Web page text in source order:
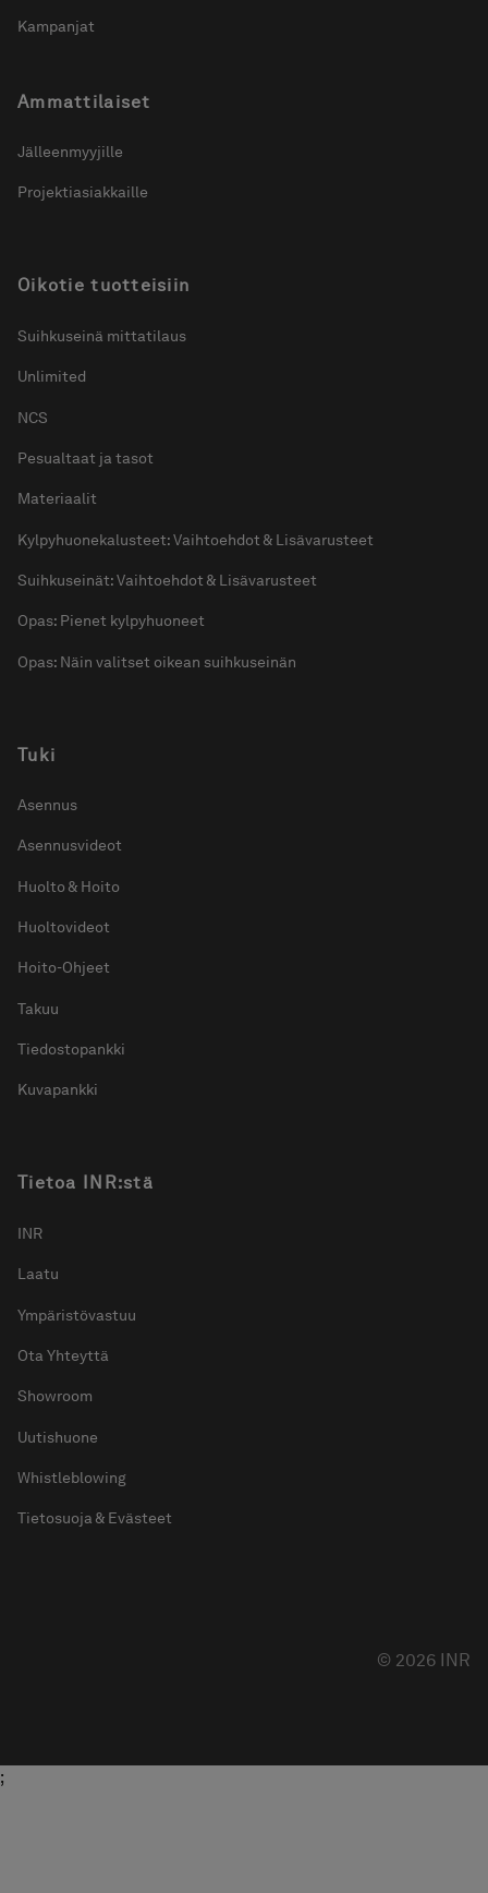
Kampanjat
Ammattilaiset
Jälleenmyyjille
Projektiasiakkaille
Oikotie tuotteisiin
Suihkuseinä mittatilaus
Unlimited
NCS
Pesualtaat ja tasot
Materiaalit
Kylpyhuonekalusteet: Vaihtoehdot & Lisävarusteet
Suihkuseinät: Vaihtoehdot & Lisävarusteet
Opas: Pienet kylpyhuoneet
Opas: Näin valitset oikean suihkuseinän
Tuki
Asennus
Asennusvideot
Huolto & Hoito
Huoltovideot
Hoito-Ohjeet
Takuu
Tiedostopankki
Kuvapankki
Tietoa INR:stä
INR
Laatu
Ympäristövastuu
Ota Yhteyttä
Showroom
Uutishuone
Whistleblowing
Tietosuoja & Evästeet
© 2026 INR
;